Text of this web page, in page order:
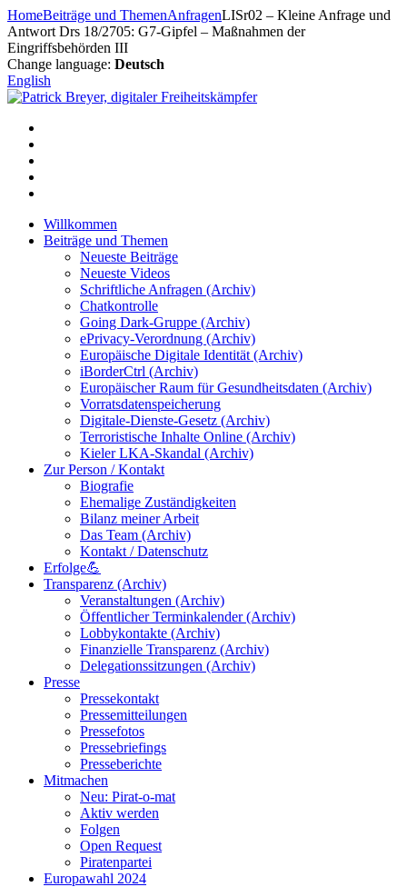
Zum
Inhalt
springen
HomeBeiträge und ThemenAnfragenLISr02 – Kleine Anfrage und
Antwort Drs 18/2705: G7-Gipfel – Maßnahmen der
Eingriffsbehörden III
Change language: Deutsch
English
Willkommen
Beiträge und Themen
Neueste Beiträge
Neueste Videos
Schriftliche Anfragen (Archiv)
Chatkontrolle
Going Dark-Gruppe (Archiv)
ePrivacy-Verordnung (Archiv)
Europäische Digitale Identität (Archiv)
iBorderCtrl (Archiv)
Europäischer Raum für Gesundheitsdaten (Archiv)
Vorratsdatenspeicherung
Digitale-Dienste-Gesetz (Archiv)
Terroristische Inhalte Online (Archiv)
Kieler LKA-Skandal (Archiv)
Zur Person / Kontakt
Biografie
Ehemalige Zuständigkeiten
Bilanz meiner Arbeit
Das Team (Archiv)
Kontakt / Datenschutz
Erfolge💪
Transparenz (Archiv)
Veranstaltungen (Archiv)
Öffentlicher Terminkalender (Archiv)
Lobbykontakte (Archiv)
Finanzielle Transparenz (Archiv)
Delegationssitzungen (Archiv)
Presse
Pressekontakt
Pressemitteilungen
Pressefotos
Pressebriefings
Presseberichte
Mitmachen
Neu: Pirat-o-mat
Aktiv werden
Folgen
Open Request
Piratenpartei
Europawahl 2024